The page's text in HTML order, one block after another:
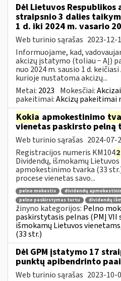
Dėl Lietuvos
straipsnio 3 dalies
1 d. iki 2024 m. vasario
Web turinio sąrašas 2023-12-
Informuojame, kad,
akcizų įstatymo (toliau − AĮ)
nuo 2024 m. sausio 1 d.
kurioje nustatoma akcizų...
Metai: 2023 Mokesčiai:Akcizai
pakeitimai:Akcizų pakeitimai
Kokia apmokestinimo
vienetas paskirsto pelną
Web turinio sąrašas 2024-07-
Registracijos numeris KM1042
Dividendų, išmokamų
apmokestinimo tvarka (33
procese vienetas savo...
pelno mokestis dividendų
pelno paskirstymas turtu
dividendų
žinyno kategorijos: Pelno
paskirstytasis pelnas (PMĮ VII
išmokamų Lietuvos
(33 str.)
Dėl GPM įstatymo 17
punktų apibendrinto
Web turinio sąrašas 2023-10-